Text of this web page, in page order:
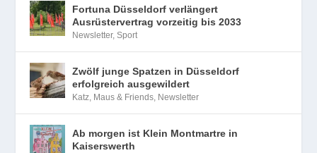
Fortuna Düsseldorf verlängert
Ausrüstervertrag vorzeitig bis 2033
Newsletter,Sport
Zwölf junge Spatzen in Düsseldorf
erfolgreich ausgewildert
Katz, Maus & Friends Newsletter
Ab morgen ist Klein Montmartre in
Kaiserswerth